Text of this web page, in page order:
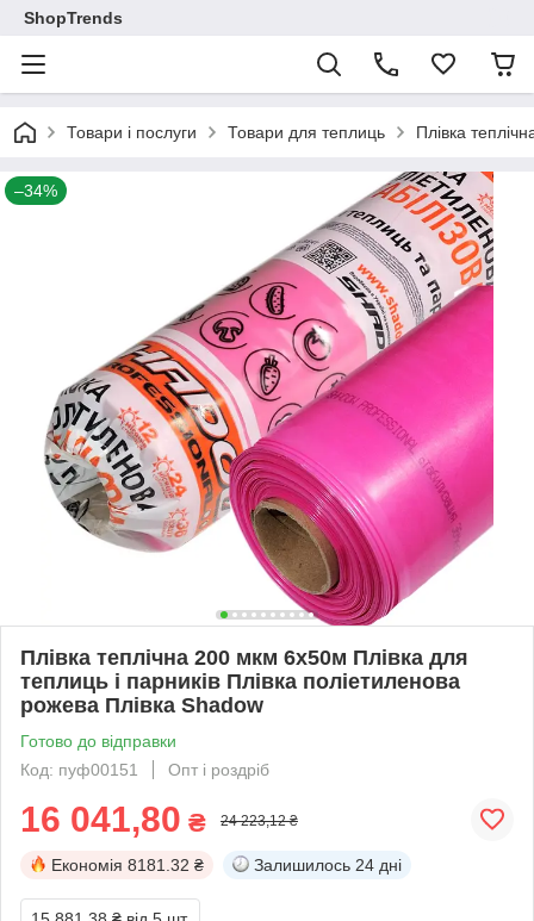
ShopTrends
Товари і послуги Товари для теплиць Плівка
–34%
Плівка теплічна 200 мкм 6х50м Плівка для
теплиць і парників Плівка поліетиленова
рожева Плівка Shadow
Готово до відправки
Код: пуф00151
Опт і роздріб
16 041,80 ₴ 24 223,12 ₴
Економія 8181.32 ₴ Залишилось 24 дні